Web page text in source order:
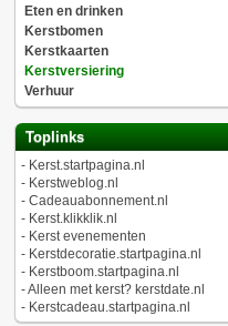
Eten en drinken
Kerstbomen
Kerstkaarten
Kerstversiering
Verhuur
Toplinks
- Kerst.startpagina.nl
- Kerstweblog.nl
- Cadeauabonnement.nl
- Kerst.klikklik.nl
- Kerst evenementen
- Kerstdecoratie.startpagina.nl
- Kerstboom.startpagina.nl
-Alleen met kerst? kerstdate.nl
- Kerstcadeau.startpagina.nl